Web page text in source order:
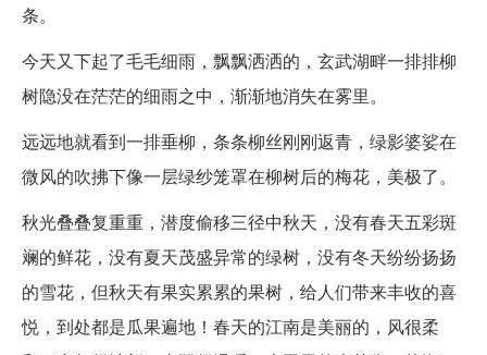
条。
今天又下起了毛毛细雨，飘飘洒洒的，玄武湖畔一排排柳
树隐没在茫茫的细雨之中，渐渐地消失在雾里。
远远地就看到一排垂柳，条条柳丝刚刚返青，绿影婆娑在
微风的吹拂下像一层绿纱笼罩在柳树后的梅花，美极了。
秋光叠叠复重重，潜度偷移三径中秋天，没有春天五彩斑
斓的鲜花，没有夏天茂盛异常的绿树，没有冬天纷纷扬扬
的雪花，但秋天有果实累累的果树，给人们带来丰收的喜
悦，到处都是瓜果遍地！春天的江南是美丽的，风很柔